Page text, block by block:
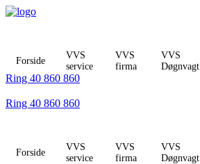
Videre
Forside
VVS
service
VVS
firma
VVS
Døgnvagt
Ring 40 860 860
Ring 40 860 860
Forside
VVS
service
VVS
firma
VVS
Døgnvagt